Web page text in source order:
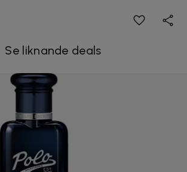
Se liknande deals